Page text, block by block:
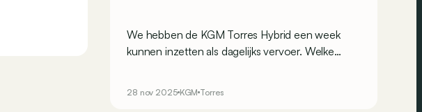
We hebben de KGM Torres Hybrid een week
kunnen inzetten als dagelijks vervoer. Welke
28 nov 2025 KGM Torres